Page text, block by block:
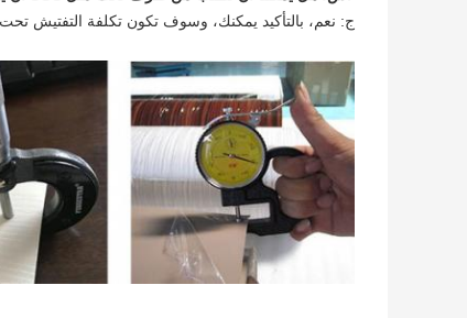
ج: نعم، بالتأكيد يمكنك، وسوف تكون تكلفة التفتيش